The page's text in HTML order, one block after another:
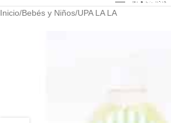
Inicio/Bebés y Niños/UPA LA LA